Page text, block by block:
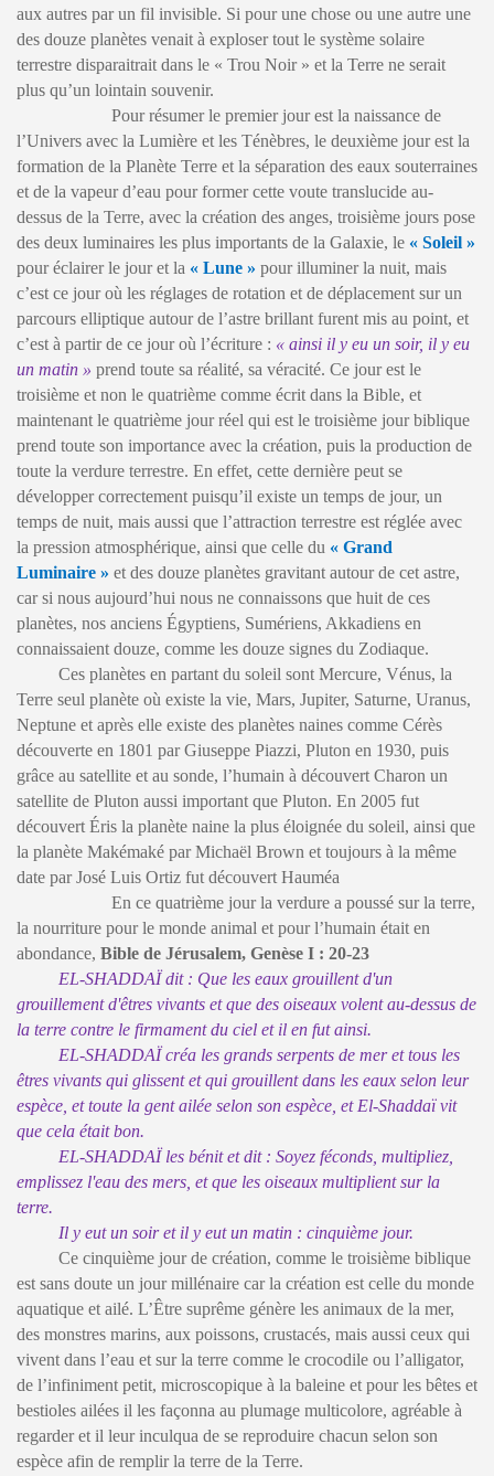
aux autres par un fil invisible. Si pour une chose ou une autre une
des douze planètes venait à exploser tout le système solaire
terrestre disparaitrait dans le « Trou Noir » et la Terre ne serait
plus qu’un lointain souvenir.
Pour résumer le premier jour est la naissance de
l’Univers avec la Lumière et les Ténèbres, le deuxième jour est la
formation de la Planète Terre et la séparation des eaux souterraines
et de la vapeur d’eau pour former cette voute translucide au-
dessus de la Terre, avec la création des anges, troisième jours pose
des deux luminaires les plus importants de la Galaxie, le « Soleil »
pour éclairer le jour et la « Lune » pour illuminer la nuit, mais
c’est ce jour où les réglages de rotation et de déplacement sur un
parcours elliptique autour de l’astre brillant furent mis au point, et
c’est à partir de ce jour où l’écriture : « ainsi il y eu un soir, il y eu
un matin » prend toute sa réalité, sa véracité. Ce jour est le
troisième et non le quatrième comme écrit dans la Bible, et
maintenant le quatrième jour réel qui est le troisième jour biblique
prend toute son importance avec la création, puis la production de
toute la verdure terrestre. En effet, cette dernière peut se
développer correctement puisqu’il existe un temps de jour, un
temps de nuit, mais aussi que l’attraction terrestre est réglée avec
la pression atmosphérique, ainsi que celle du « Grand
Luminaire » et des douze planètes gravitant autour de cet astre,
car si nous aujourd’hui nous ne connaissons que huit de ces
planètes, nos anciens Égyptiens, Sumériens, Akkadiens en
connaissaient douze, comme les douze signes du Zodiaque.
Ces planètes en partant du soleil sont Mercure, Vénus, la
Terre seul planète où existe la vie, Mars, Jupiter, Saturne, Uranus,
Neptune et après elle existe des planètes naines comme Cérès
découverte en 1801 par Giuseppe Piazzi, Pluton en 1930, puis
grâce au satellite et au sonde, l’humain à découvert Charon un
satellite de Pluton aussi important que Pluton. En 2005 fut
découvert Éris la planète naine la plus éloignée du soleil, ainsi que
la planète Makémaké par Michaël Brown et toujours à la même
date par José Luis Ortiz fut découvert Hauméa
En ce quatrième jour la verdure a poussé sur la terre,
la nourriture pour le monde animal et pour l’humain était en
abondance, Bible de Jérusalem, Genèse I : 20-23
EL-SHADDAÏ dit : Que les eaux grouillent d'un
grouillement d'êtres vivants et que des oiseaux volent au-dessus de
la terre contre le firmament du ciel et il en fut ainsi.
EL-SHADDAÏ créa les grands serpents de mer et tous les
êtres vivants qui glissent et qui grouillent dans les eaux selon leur
espèce, et toute la gent ailée selon son espèce, et El-Shaddaï vit
que cela était bon.
EL-SHADDAÏ les bénit et dit : Soyez féconds, multipliez,
emplissez l'eau des mers, et que les oiseaux multiplient sur la
terre.
Il y eut un soir et il y eut un matin : cinquième jour.
Ce cinquième jour de création, comme le troisième biblique
est sans doute un jour millénaire car la création est celle du monde
aquatique et ailé. L’Être suprême génère les animaux de la mer,
des monstres marins, aux poissons, crustacés, mais aussi ceux qui
vivent dans l’eau et sur la terre comme le crocodile ou l’alligator,
de l’infiniment petit, microscopique à la baleine et pour les bêtes et
bestioles ailées il les façonna au plumage multicolore, agréable à
regarder et il leur inculqua de se reproduire chacun selon son
espèce afin de remplir la terre de la Terre.